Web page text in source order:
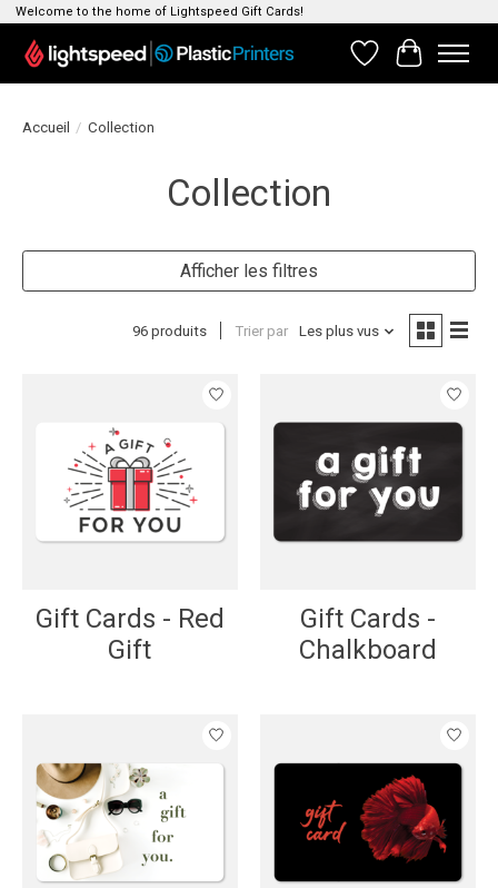
Welcome to the home of Lightspeed Gift Cards!
Liste de souhaits
Panier
Accueil / Collection
Collection
Afficher les filtres
96 produits Trier par Les plus vus
Gift Cards - Red
Gift
Gift Cards -
Chalkboard